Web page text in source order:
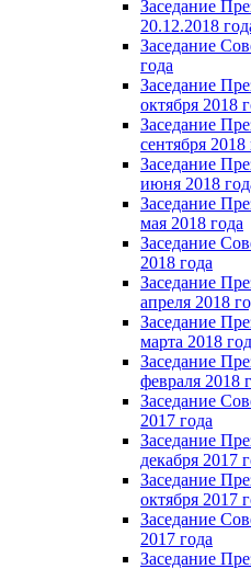
Заседание
20.12.2018
Заседание
года
Заседание
октября 2018
Заседание
сентября 2018
Заседание
июня 2018
Заседание
мая 2018 года
Заседание
2018 года
Заседание
апреля 2018
Заседание
марта 2018
Заседание
февраля 2018
Заседание
2017 года
Заседание
декабря 2017
Заседание
октября 2017
Заседание
2017 года
Заседание